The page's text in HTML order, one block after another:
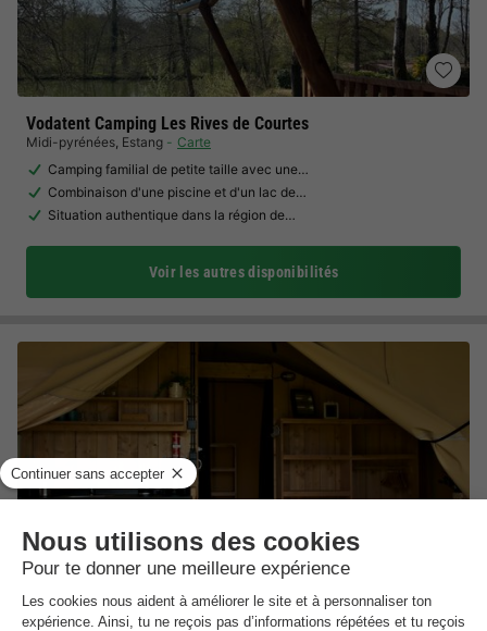
Vodatent Camping Les Rives de Courtes
Midi-pyrénées, Estang
Carte
Camping familial de petite taille avec une…
Combinaison d'une piscine et d'un lac de…
Situation authentique dans la région de…
Voir les autres disponibilités
Vodatent Camping Paradis Aubeterre
Poitou-charentes ,Aubeterre Sur Dronne Carte